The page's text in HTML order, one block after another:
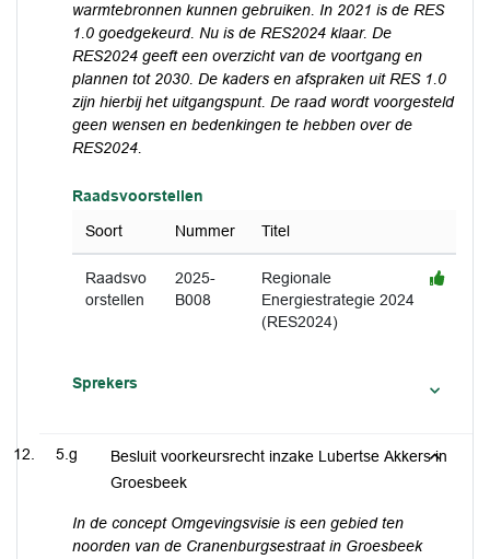
warmtebronnen kunnen gebruiken. In 2021 is de RES
1.0 goedgekeurd. Nu is de RES2024 klaar. De
RES2024 geeft een overzicht van de voortgang en
plannen tot 2030. De kaders en afspraken uit RES 1.0
zijn hierbij het uitgangspunt. De raad wordt voorgesteld
geen wensen en bedenkingen te hebben over de
RES2024.
Raadsvoorstellen
Soort
Nummer Titel
Raadsvo
orstellen
2025-
B008
Regionale
Energiestrategie 2024
(RES2024)
Sprekers
5.g
Besluit voorkeursrecht inzake Lubertse Akkers in
Groesbeek
In de concept Omgevingsvisie is een gebied ten
noorden van de Cranenburgsestraat in Groesbeek